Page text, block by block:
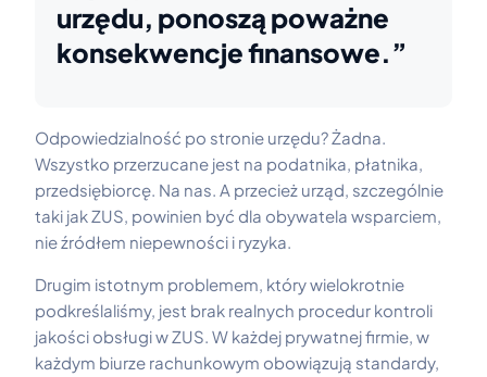
urzędu, ponoszą poważne
konsekwencje finansowe.”
Odpowiedzialność po stronie urzędu? Żadna.
Wszystko przerzucane jest na podatnika, płatnika,
przedsiębiorcę. Na nas. A przecież urząd, szczególnie
taki jak ZUS, powinien być dla obywatela wsparciem,
nie źródłem niepewności i ryzyka.
Drugim istotnym problemem, który wielokrotnie
podkreślaliśmy, jest brak realnych procedur kontroli
jakości obsługi w ZUS. W każdej prywatnej firmie, w
każdym biurze rachunkowym obowiązują standardy,